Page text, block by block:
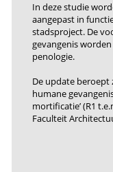
In deze studie
aangepast in
stadsproject. De
gevangenis
penologie.
De update beroept
humane
mortificatie’ (R1
Faculteit